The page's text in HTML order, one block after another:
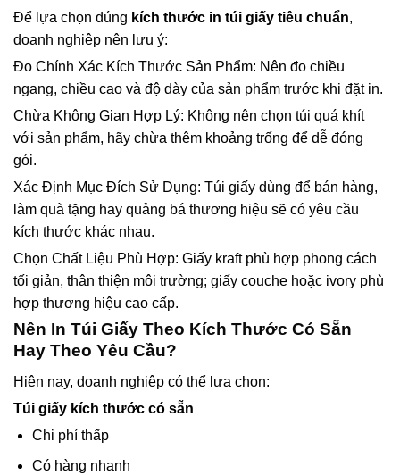
Để lựa chọn đúng kích thước in túi giấy tiêu chuẩn,
doanh nghiệp nên lưu ý:
Đo Chính Xác Kích Thước Sản Phẩm: Nên đo chiều
ngang, chiều cao và độ dày của sản phẩm trước khi đặt in.
Chừa Không Gian Hợp Lý: Không nên chọn túi quá khít
với sản phẩm, hãy chừa thêm khoảng trống để dễ đóng
gói.
Xác Định Mục Đích Sử Dụng: Túi giấy dùng để bán hàng,
làm quà tặng hay quảng bá thương hiệu sẽ có yêu cầu
kích thước khác nhau.
Chọn Chất Liệu Phù Hợp: Giấy kraft phù hợp phong cách
tối giản, thân thiện môi trường; giấy couche hoặc ivory phù
hợp thương hiệu cao cấp.
Nên In Túi Giấy Theo Kích Thước Có Sẵn
Hay Theo Yêu Cầu?
Hiện nay, doanh nghiệp có thể lựa chọn:
Túi giấy kích thước có sẵn
Chi phí thấp
Có hàng nhanh